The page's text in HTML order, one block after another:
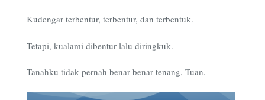
Kudengar terbentur, terbentur, dan terbentuk.
Tetapi, kualami dibentur lalu diringkuk.
Tanahku tidak pernah benar-benar tenang, Tuan.